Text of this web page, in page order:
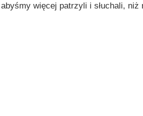
więcej patrzyli i słuchali, niż